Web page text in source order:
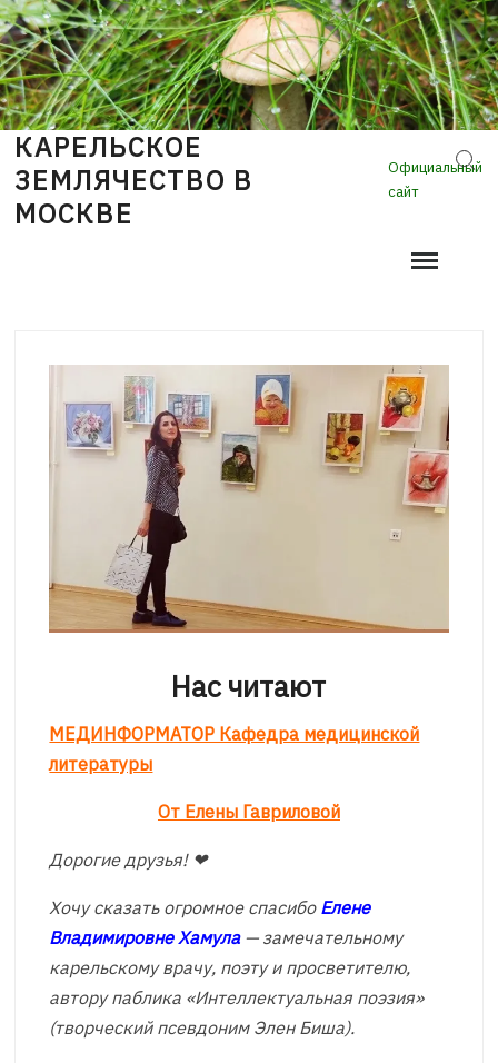
Skip
to
content
КАРЕЛЬСКОЕ
ЗЕМЛЯЧЕСТВО В
МОСКВЕ
Официальный
сайт
Нас читают
МЕДИНФОРМАТОР Кафедра медицинской
литературы
От Елены Гавриловой
Дорогие друзья! ❤
Хочу сказать огромное спасибо Елене
Владимировне Хамула— замечательному
карельскому врачу, поэту и просветителю,
автору паблика «Интеллектуальная поэзия»
(творческий псевдоним Элен Биша).